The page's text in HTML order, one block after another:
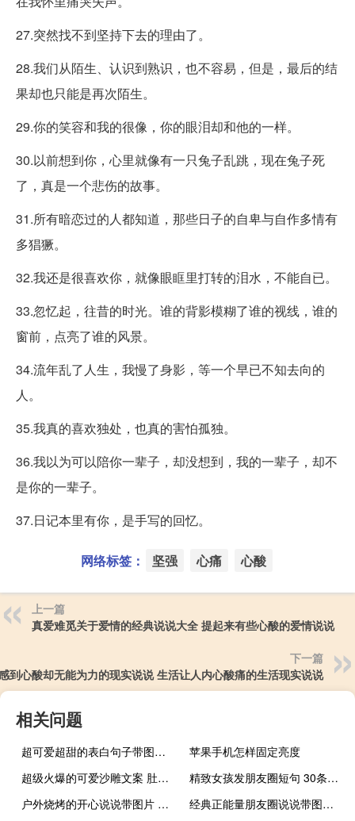
27.突然找不到坚持下去的理由了。
28.我们从陌生、认识到熟识，也不容易，但是，最后的结
果却也只能是再次陌生。
29.你的笑容和我的很像，你的眼泪却和他的一样。
30.以前想到你，心里就像有一只兔子乱跳，现在兔子死
了，真是一个悲伤的故事。
31.所有暗恋过的人都知道，那些日子的自卑与自作多情有
多猖獗。
32.我还是很喜欢你，就像眼眶里打转的泪水，不能自已。
33.忽忆起，往昔的时光。谁的背影模糊了谁的视线，谁的
窗前，点亮了谁的风景。
34.流年乱了人生，我慢了身影，等一个早已不知去向的
人。
35.我真的喜欢独处，也真的害怕孤独。
36.我以为可以陪你一辈子，却没想到，我的一辈子，却不
是你的一辈子。
37.日记本里有你，是手写的回忆。
网络标签： 坚强 心痛 心酸
上一篇
真爱难觅关于爱情的经典说说大全 提起来有些心酸的爱情说说
下一篇
到心酸却无能为力的现实说说 生活让人内心酸痛的生活现实说说
相关问题
超可爱超甜的表白句子带图片 适合女生情话说说卡哇伊
苹果手机怎样固定亮度
超级火爆的可爱沙雕文案 肚子胖胖生活旺旺
精致女孩发朋友圈短句 30条气质女生说说合集
户外烧烤的开心说说带图片 周末一群人烧烤的心情说说
经典正能量朋友圈说说带图片 2018别人必评的经典说说配图